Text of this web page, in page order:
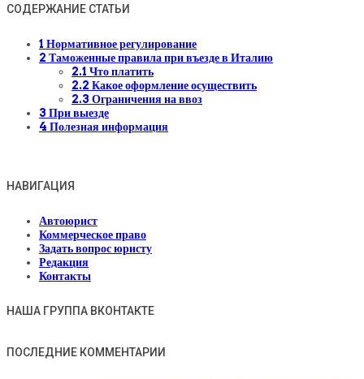
СОДЕРЖАНИЕ СТАТЬИ
1 Нормативное регулирование
2 Таможенные правила при въезде в Италию
2.1 Что платить
2.2 Какое оформление осуществить
2.3 Ограничения на ввоз
3 При выезде
4 Полезная информация
НАВИГАЦИЯ
Автоюрист
Коммерческое право
Задать вопрос юристу
Редакция
Контакты
НАША ГРУППА ВКОНТАКТЕ
ПОСЛЕДНИЕ КОММЕНТАРИИ